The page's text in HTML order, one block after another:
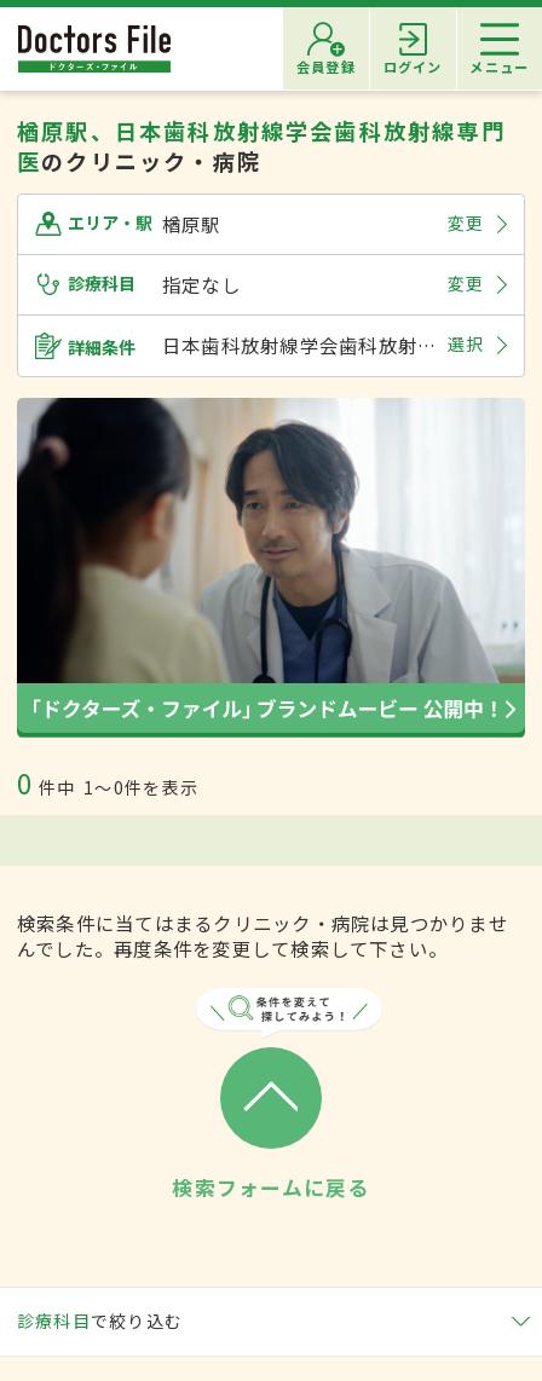
会員登録 ログイン メニュー
楢原駅、日本歯科放射線学会歯科放射線専門
医のクリニック・病院
エリア・駅 楢原駅 変更
診療科目 指定なし 変更
詳細条件 日本歯科放射線学会歯科放射線専門医 選択
0 件中 1〜0件を表示
検索条件に当てはまるクリニック・病院は見つかりませ
んでした。再度条件を変更して検索して下さい。
検索フォームに戻る
診療科目で絞り込む